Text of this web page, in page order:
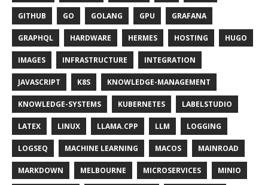
GITHUB GO GOLANG GPU GRAFANA
GRAPHQL HARDWARE HERMES HOSTING HUGO
IMAGES INFRASTRUCTURE INTEGRATION
JAVASCRIPT K8S KNOWLEDGE-MANAGEMENT
KNOWLEDGE-SYSTEMS KUBERNETES LABELSTUDIO
LATEX LINUX LLAMA.CPP LLM LOGGING
LOGSEQ MACHINE LEARNING MACOS MAINROAD
MARKDOWN MELBOURNE MICROSERVICES MINIO